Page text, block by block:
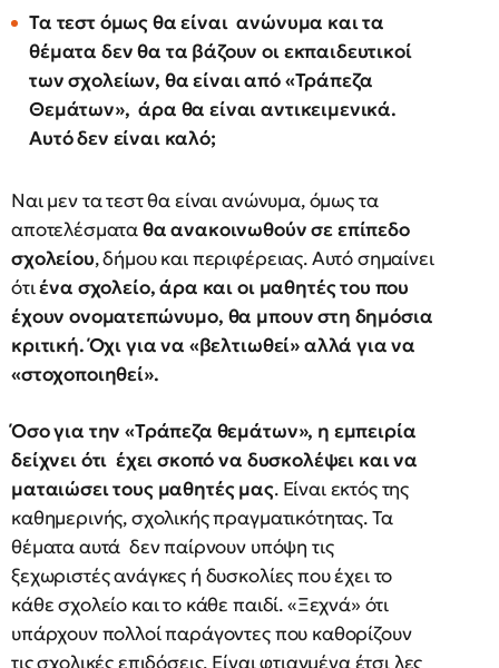
Τα τεστ όμως θα είναι ανώνυμα και τα
θέματα δεν θα τα βάζουν οι εκπαιδευτικοί
των σχολείων, θα είναι από «Τράπεζα
Θεμάτων», άρα θα είναι αντικειμενικά.
Αυτό δεν είναι καλό;
Ναι μεν τα τεστ θα είναι ανώνυμα, όμως τα
αποτελέσματαθα ανακοινωθούν σε επίπεδο
σχολείου, δήμου και περιφέρειας. Αυτό σημαίνει
ότιένα σχολείο, άρα και οι μαθητές του που
έχουν ονοματεπώνυμο, θα μπουν στη δημόσια
κριτική. Όχι για να «βελτιωθεί» αλλά για να
«στοχοποιηθεί».
Όσο για την «Τράπεζα θεμάτων», η εμπειρία
δείχνει ότι έχει σκοπό να δυσκολέψει και να
ματαιώσει τους μαθητές μας. Είναι εκτός της
καθημερινής, σχολικής πραγματικότητας. Τα
θέματα αυτά δεν παίρνουν υπόψη τις
ξεχωριστές ανάγκες ή δυσκολίες που έχει το
κάθε σχολείο και το κάθε παιδί. «Ξεχνά» ότι
υπάρχουν πολλοί παράγοντες που καθορίζουν
τις σχολικές επιδόσεις. Είναι φτιαγμένα έτσι λες